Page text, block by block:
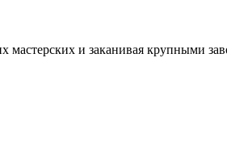
мастерских и заканивая крупными